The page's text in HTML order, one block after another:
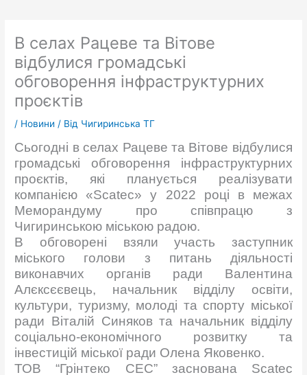
В селах Рацеве та Вітове
відбулися громадські
обговорення інфраструктурних
проєктів
/ Новини / Від Чигиринська ТГ
Сьогодні в селах Рацеве та Вітове відбулися
громадські обговорення інфраструктурних
проєктів, які планується реалізувати
компанією «Scatec» у 2022 році в межах
Меморандуму про співпрацю з
Чигиринською міською радою.
В обговорені взяли участь заступник
міського голови з питань діяльності
виконавчих органів ради Валентина
Алєксєєвець, начальник відділу освіти,
культури, туризму, молоді та спорту міської
ради Віталій Синяков та начальник відділу
соціально-економічного розвитку та
інвестицій міської ради Олена Яковенко.
ТОВ “Грінтеко СЕС”заснована Scatec